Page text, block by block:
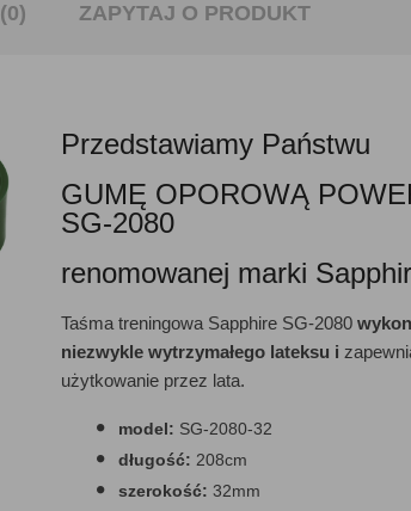
ZAPYTAJ O PRODUKT
Przedstawiamy Państwu
GUMĘ OPOROWĄ
SG-2080
renomowanej marki
Taśma treningowa Sapphire SG-2080
niezwykle wytrzymałego lateksu i
użytkowanie przez lata.
model: SG-2080-32
długość: 208cm
szerokość: 32mm